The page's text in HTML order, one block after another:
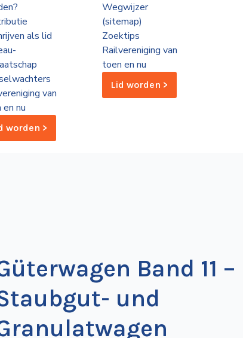
als lid
van
nu
worden >
Wegwijzer
(sitemap)
Zoektips
Railvereniging van
toen en nu
Lid worden >
Band 11 –
und